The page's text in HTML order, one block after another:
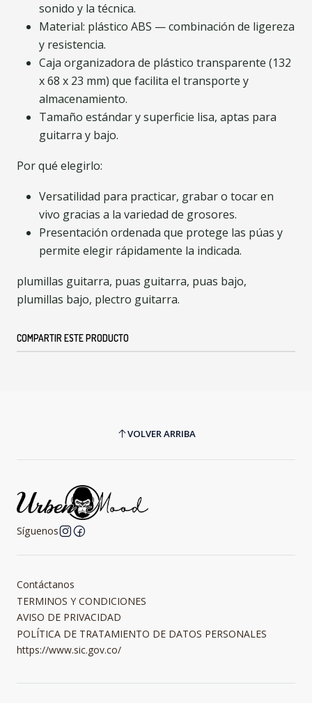
sonido y la técnica.
Material: plástico ABS — combinación de ligereza
y resistencia.
Caja organizadora de plástico transparente (132
x 68 x 23 mm) que facilita el transporte y
almacenamiento.
Tamaño estándar y superficie lisa, aptas para
guitarra y bajo.
Por qué elegirlo:
Versatilidad para practicar, grabar o tocar en
vivo gracias a la variedad de grosores.
Presentación ordenada que protege las púas y
permite elegir rápidamente la indicada.
plumillas guitarra, puas guitarra, puas bajo,
plumillas bajo, plectro guitarra.
COMPARTIR ESTE PRODUCTO
VOLVER ARRIBA
Síguenos
Contáctanos
TERMINOS Y CONDICIONES
AVISO DE PRIVACIDAD
POLÍTICA DE TRATAMIENTO DE DATOS PERSONALES
https://www.sic.gov.co/